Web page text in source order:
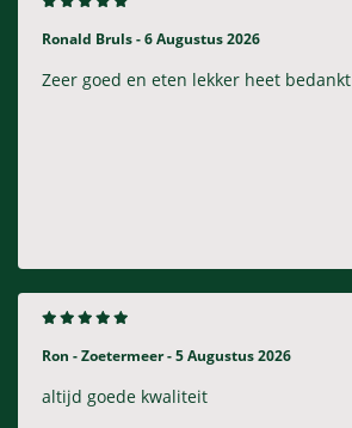
Ronald Bruls -6 Augustus 2026
Zeer goed en eten lekker heet bedankt
Ron - Zoetermeer -5 Augustus 2026
altijd goede kwaliteit